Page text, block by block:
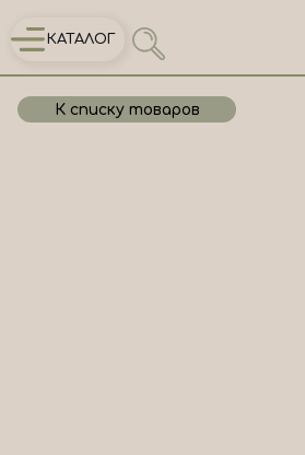
КАТАЛОГ
К списку товаров